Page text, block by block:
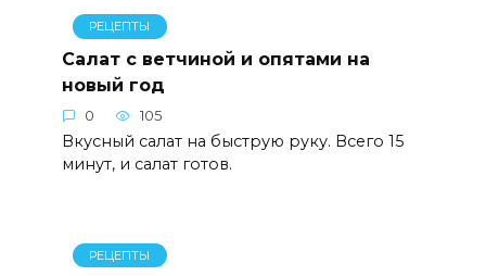
РЕЦЕПТЫ
Салат с ветчиной и опятами на
новый год
0 105
Вкусный салат на быструю руку. Всего 15
минут, и салат готов.
РЕЦЕПТЫ